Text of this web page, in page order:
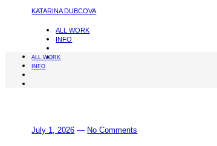
KATARINA DUBCOVA
ALL WORK
INFO
ALL WORK
INFO
July 1, 2026 — No Comments